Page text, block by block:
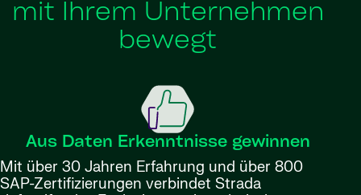
mit Ihrem Unternehmen
bewegt
Aus Daten Erkenntnisse gewinnen
Mit über 30 Jahren Erfahrung und über 800
SAP-Zertifizierungen verbindet Strada